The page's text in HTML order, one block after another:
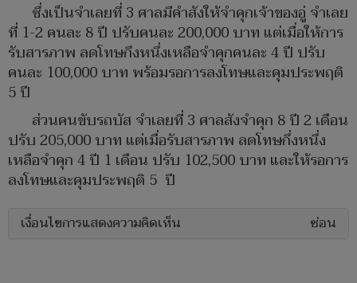
ซึ่งเป็นจำเลยที่ 3 ศาลมีคำสังให้จำคุกเจ้าของอู่ จำเลย
ที่ 1-2 คนละ 8 ปี ปรับคนละ 200,000 บาท แต่เมื่อให้การ
รับสารภาพ ลดโทษกึงหนึ่งเหลือจำคุกคนละ 4 ปี ปรับ
คนละ 100,000 บาท พร้อมรอการลงโทษและคุมประพฤติ
5 ปี
ส่วนคนขับรถบัส จำเลยที่ 3 ศาลสังจำคุก 8 ปี 2 เดือน
ปรับ 205,000 บาท แต่เมื่อรับสารภาพ ลดโทษกึ่งหนึ่ง
เหลือจำคุก 4 ปี 1 เดือน ปรับ 102,500 บาท และให้รอการ
ลงโทษและคุมประพฤติ 5 ปี
เงื่อนไขการแสดงความคิดเห็น ซ่อน